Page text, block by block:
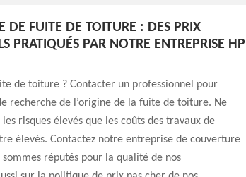
DE FUITE DE TOITURE : DES PRIX
PRATIQUÉS PAR NOTRE ENTREPRISE HP
de toiture ? Contacter un professionnel pour
recherche de l’origine de la fuite de toiture. Ne
risques élevés que les coûts des travaux de
élevés. Contactez notre entreprise de couverture
sommes réputés pour la qualité de nos